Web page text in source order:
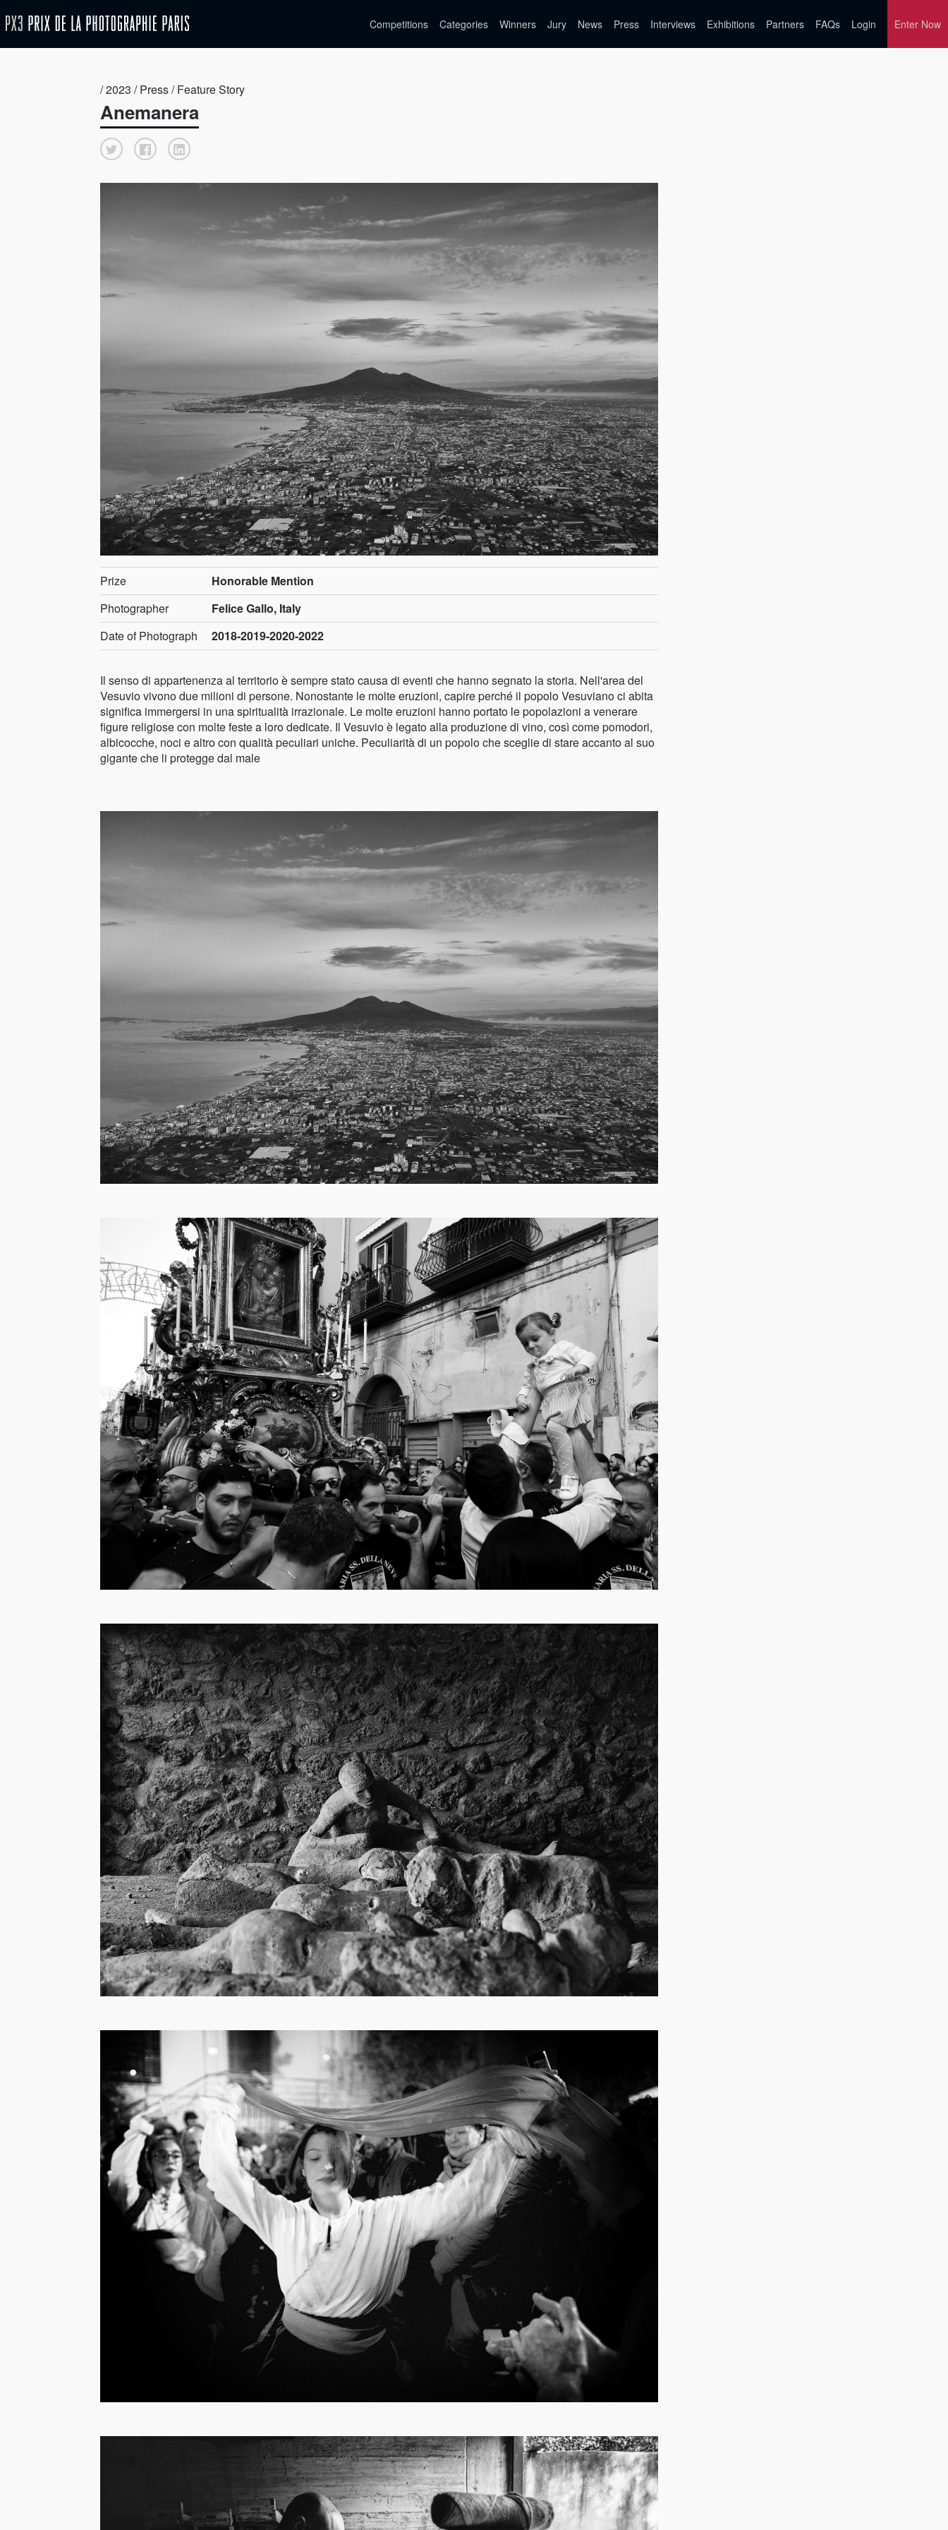
Competitions Categories Winners Jury News Press Interviews Exhibitions Partners FAQs Login Enter Now
/ 2023 / Press / Feature Story
Anemanera
Prize
Honorable Mention
Photographer
Felice Gallo, Italy
Date of Photograph
2018-2019-2020-2022
Il senso di appartenenza al territorio è sempre stato causa di eventi che hanno segnato la storia. Nell'area del
Vesuvio vivono due milioni di persone. Nonostante le molte eruzioni, capire perché il popolo Vesuviano ci abita
significa immergersi in una spiritualità irrazionale. Le molte eruzioni hanno portato le popolazioni a venerare
figure religiose con molte feste a loro dedicate. Il Vesuvio è legato alla produzione di vino, così come pomodori,
albicocche, noci e altro con qualità peculiari uniche. Peculiarità di un popolo che sceglie di stare accanto al suo
gigante che li protegge dal male